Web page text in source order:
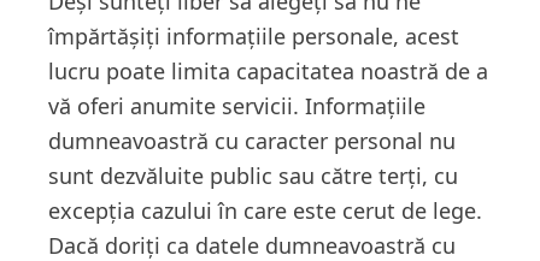
împărtășiți informațiile personale, acest
lucru poate limita capacitatea noastră de a
vă oferi anumite servicii. Informațiile
dumneavoastră cu caracter personal nu
sunt dezvăluite public sau către terți, cu
excepția cazului în care este cerut de lege.
Dacă doriți ca datele dumneavoastră cu